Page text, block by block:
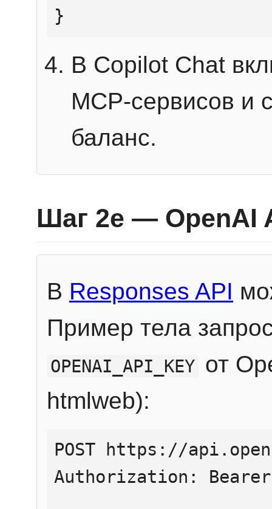
}
В Copilot Chat
MCP-сервисов и
баланс.
Шаг 2e — OpenAI
В Responses API
Пример тела
OPENAI_API_KEY от
htmlweb):
POST https://
Authorization: